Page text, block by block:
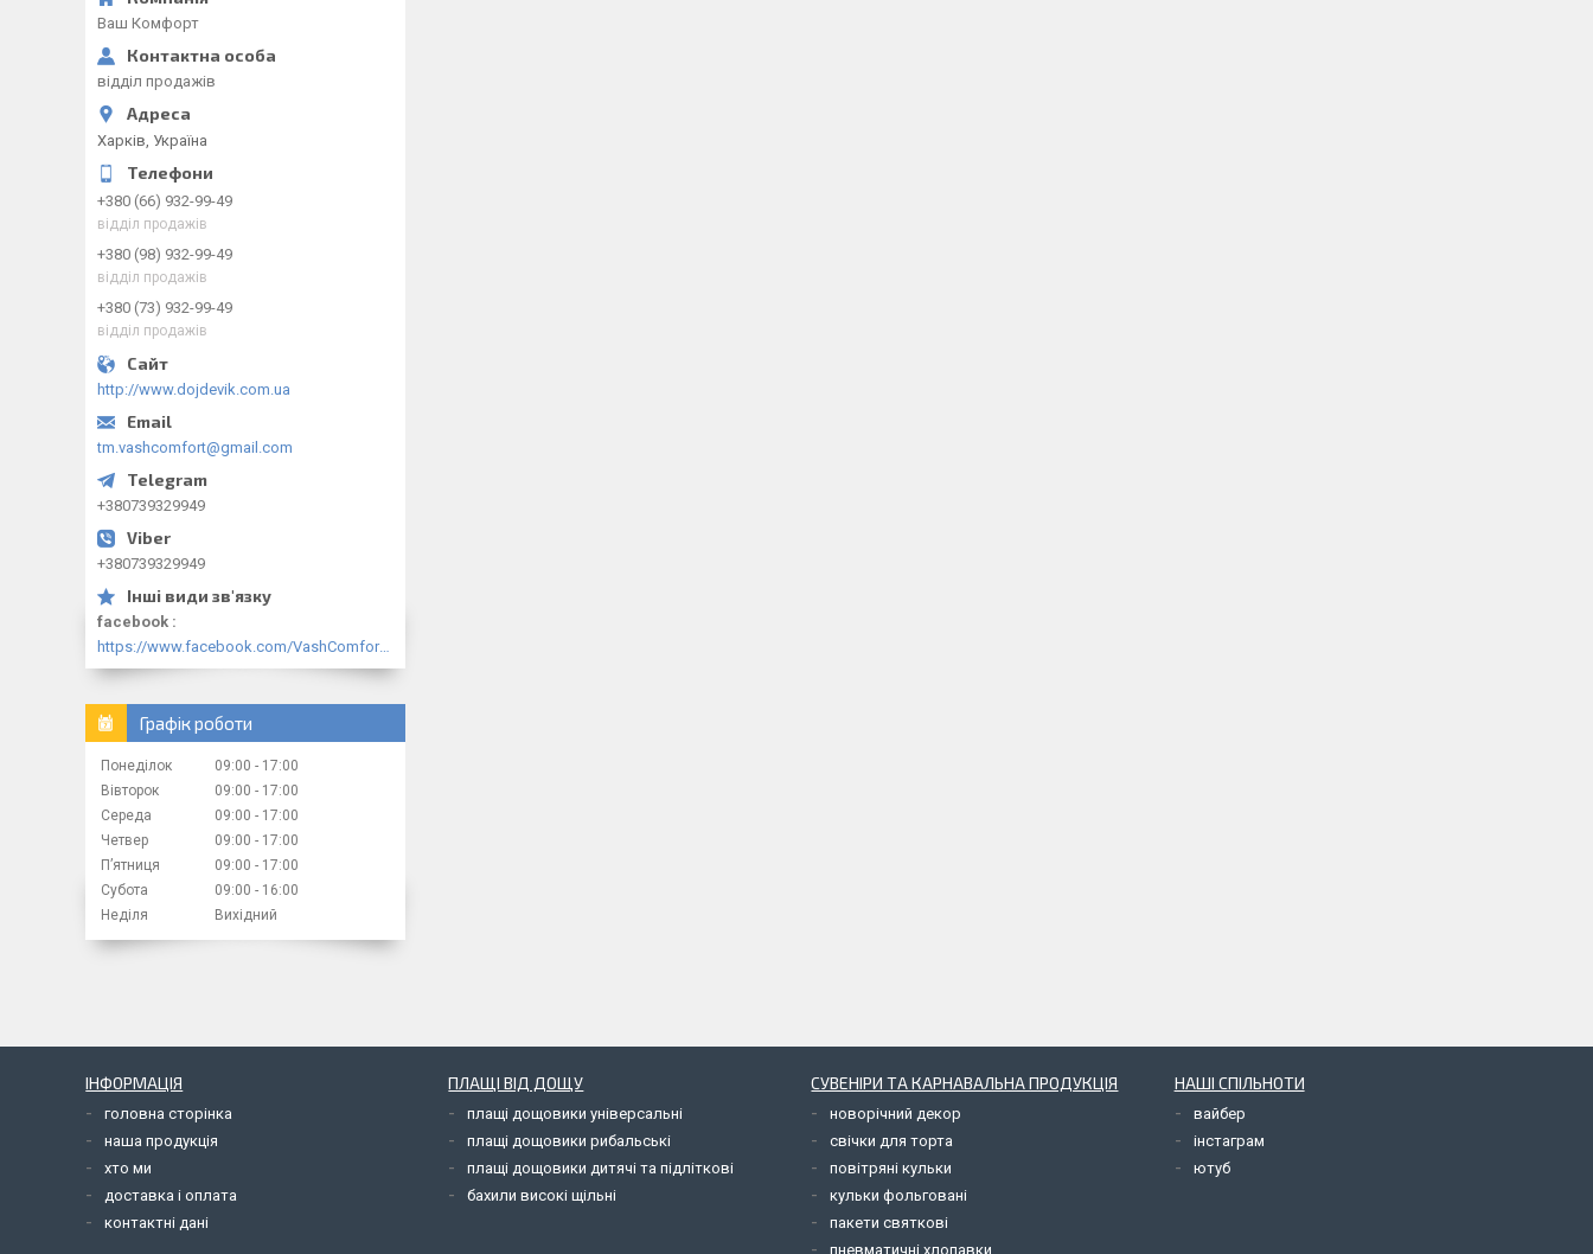
Ваш Комфорт
відділ продажів
Харків, Україна
+380 (66) 932-99-49
відділ продажів
+380 (98) 932-99-49
відділ продажів
+380 (73) 932-99-49
відділ продажів
http://www.dojdevik.com.ua
tm.vashcomfort@gmail.com
+380739329949
+380739329949
facebook
https://www.facebook.com/VashComfort.ua/
Графік роботи
Понеділок 09:00
17:00
Вівторок
09:00
17:00
Середа
09:00
17:00
Четвер
09:00
17:00
Пʼятниця
09:00
17:00
Субота
09:00
16:00
Неділя
Вихідний
ІНФОРМАЦІЯ
головна сторінка
наша продукція
хто ми
доставка і оплата
контактні дані
ПЛАЩІ ВІД ДОЩУ
плащі дощовики універсальні
плащі дощовики рибальські
плащі дощовики дитячі та підліткові
бахили високі щільні
СУВЕНІРИ ТА КАРНАВАЛЬНА ПРОДУКЦІЯ
новорічний декор
свічки для торта
повітряні кульки
кульки фольговані
пакети святкові
пневматичні хлопавки
НАШІ СПІЛЬНОТИ
вайбер
інстаграм
ютуб